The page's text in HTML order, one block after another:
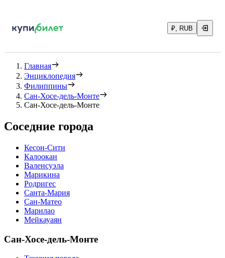
₽, RUB
Главная
Энциклопедия
Филиппины
Сан-Хосе-дель-Монте
Сан-Хосе-дель-Монте
Соседние города
Кесон-Сити
Калоокан
Валенсуэла
Марикина
Родригес
Санта-Мария
Сан-Матео
Марилао
Мейкауаян
Сан-Хосе-дель-Монте